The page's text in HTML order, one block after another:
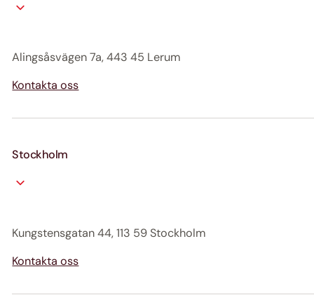
Alingsåsvägen 7a, 443 45 Lerum
Kontakta oss
Stockholm
Kungstensgatan 44, 113 59 Stockholm
Kontakta oss